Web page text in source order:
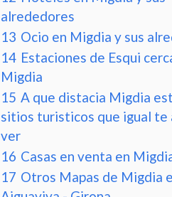
alrededores
13 Ocio en Migdia y sus
14 Estaciones de Esqui
Migdia
15 A que distacia Migdia
sitios turisticos que igual te
ver
16 Casas en venta en
17 Otros Mapas de Migdia